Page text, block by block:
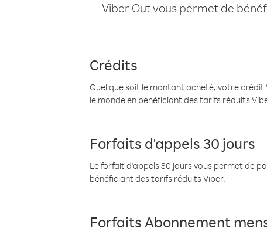
Viber Out vous permet de
Crédits
Quel que soit le montant acheté, votre
le monde en bénéficiant des tarifs réduits
Forfaits d'appels 30 jours
Le forfait d'appels 30 jours vous permet de
bénéficiant des tarifs réduits Viber.
Forfaits Abonnement